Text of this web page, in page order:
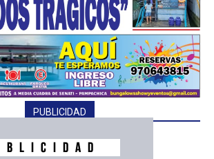
━ Planes
PUBLICIDAD